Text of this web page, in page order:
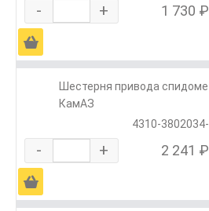
- + 1 730 ₽
Ä
Шестерня привода
КамАЗ
4310-
- + 2 241 ₽
Ä